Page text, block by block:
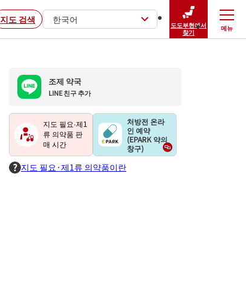
지도 검색 한국어
도도부현에서
찾기
메뉴
닫기
조제 약국
LINE 친구 추가
지도 필요·제1
류 의약품 판
매 시간
처방전 온라
인 예약
(EPARK 약의
창구)
지도 필요·제1류 의약품이란